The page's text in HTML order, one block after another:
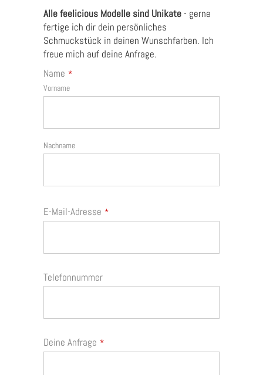
Alle feelicious Modelle sind Unikate- gerne
fertige ich dir dein persönliches
Schmuckstück in deinen Wunschfarben. Ich
freue mich auf deine Anfrage.
Name *
Vorname
Nachname
E-Mail-Adresse *
Telefonnummer
Deine Anfrage *